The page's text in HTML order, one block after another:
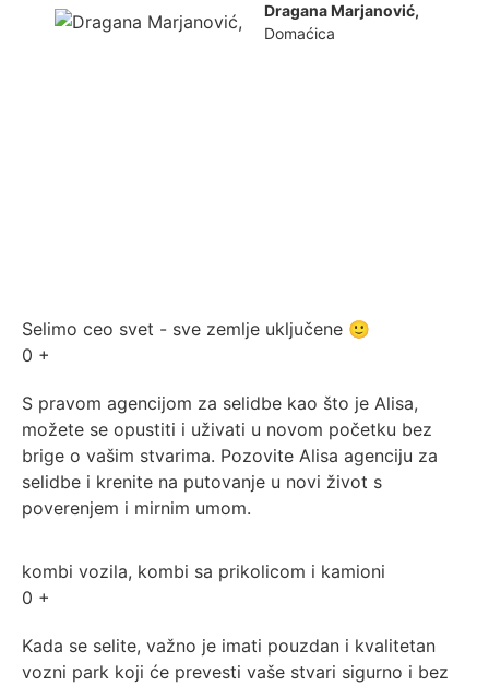
Dragana Marjanović,
Domaćica
Selimo ceo svet - sve zemlje uključene 🙂
0 +
S pravom agencijom za selidbe kao što je Alisa,
možete se opustiti i uživati ​​u novom početku bez
brige o vašim stvarima. Pozovite Alisa agenciju za
selidbe i krenite na putovanje u novi život s
poverenjem i mirnim umom.
kombi vozila, kombi sa prikolicom i kamioni
0 +
Kada se selite, važno je imati pouzdan i kvalitetan
vozni park koji će prevesti vaše stvari sigurno i bez